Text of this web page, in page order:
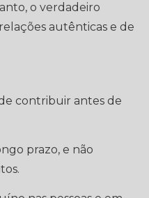
o verdadeiro
autênticas e de